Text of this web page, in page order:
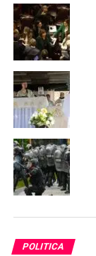
POLITICA